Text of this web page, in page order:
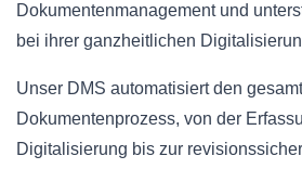
Dokumentenmanagement und
bei ihrer ganzheitlichen
Unser DMS automatisiert den
Dokumentenprozess, von der
Digitalisierung bis zur